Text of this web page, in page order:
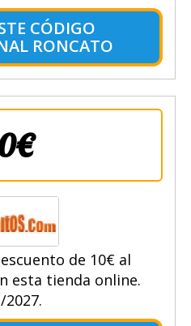
CÓDIGO
RONCATO
de 10€ al
esta tienda online.